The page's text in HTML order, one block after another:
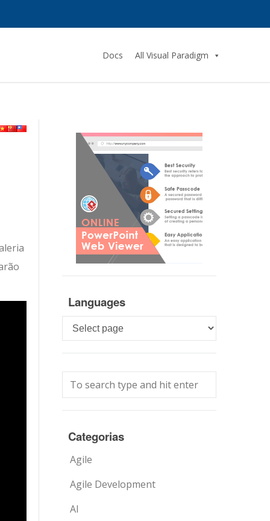
Docs All Visual Paradigm
Languages
Languages
Categorias
Agile
Agile Development
AI